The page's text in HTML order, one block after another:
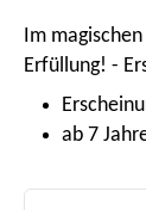
Im
Erfüllung! -
ab 7